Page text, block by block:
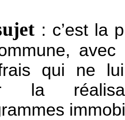
: c’est la
avec
qui ne
la